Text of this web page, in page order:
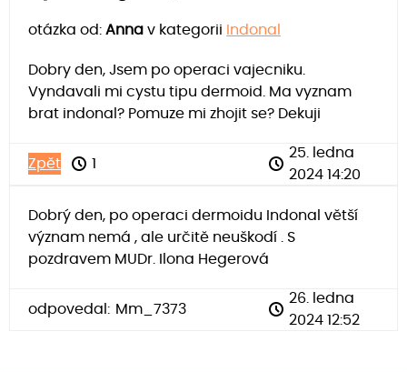
otázka od: Anna v kategorii Indonal
Dobry den, Jsem po operaci vajecniku.
Vyndavali mi cystu tipu dermoid. Ma vyznam
brat indonal? Pomuze mi zhojit se? Dekuji
Zpět 1
25. ledna
2024 14:20
Dobrý den, po operaci dermoidu Indonal větší
význam nemá , ale určitě neuškodí . S
pozdravem MUDr. Ilona Hegerová
odpovedal: Mm_7373
26. ledna
2024 12:52